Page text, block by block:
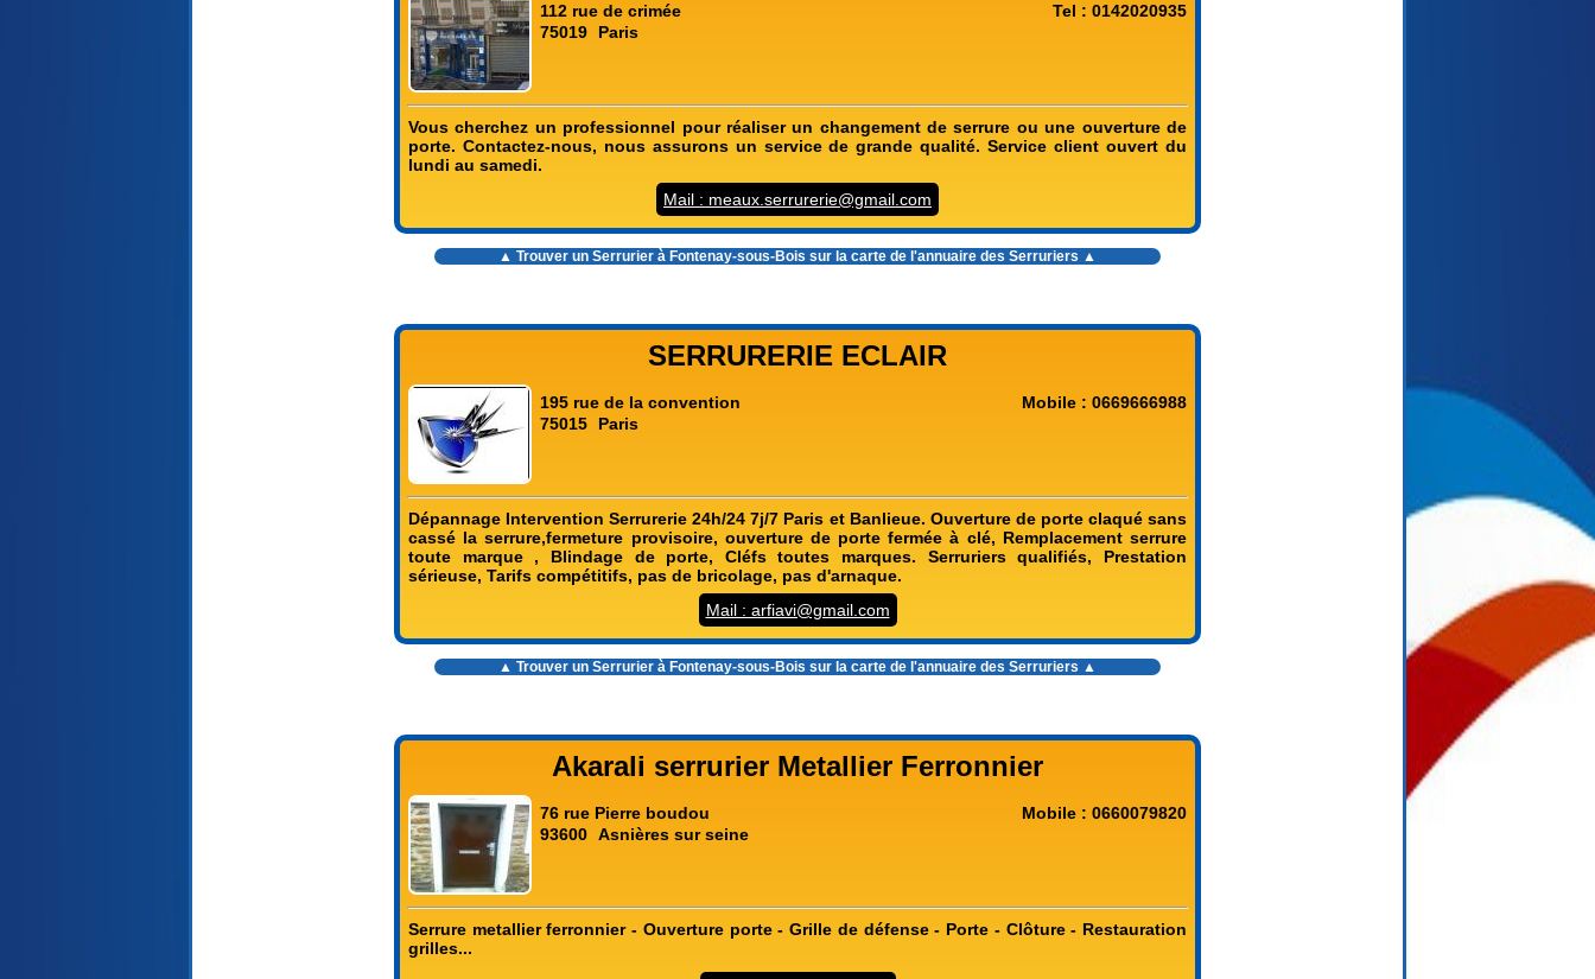
112 rue de crimée
75019
Paris
Tel : 0142020935
Vous cherchez un professionnel pour réaliser un changement de serrure ou une ouverture de
porte. Contactez-nous, nous assurons un service de grande qualité. Service client ouvert du
lundi au samedi.
Mail : meaux.serrurerie@gmail.com
▲ Trouver un Serrurier à Fontenay-sous-Bois sur la carte de l'annuaire des Serruriers ▲
SERRURERIE ECLAIR
195 rue de la convention
75015
Paris
Mobile : 0669666988
Dépannage Intervention Serrurerie 24h/24 7j/7 Paris et Banlieue. Ouverture de porte claqué sans
cassé la serrure,fermeture provisoire, ouverture de porte fermée à clé, Remplacement serrure
toute marque , Blindage de porte, Cléfs toutes marques. Serruriers qualifiés, Prestation
sérieuse, Tarifs compétitifs, pas de bricolage, pas d'arnaque.
Mail : arfiavi@gmail.com
▲ Trouver un Serrurier à Fontenay-sous-Bois sur la carte de l'annuaire des Serruriers ▲
Akarali serrurier Metallier Ferronnier
76 rue Pierre boudou
93600 Asnières sur seine
Mobile : 0660079820
Serrure metallier ferronnier - Ouverture porte - Grille de défense - Porte - Clôture - Restauration
grilles...